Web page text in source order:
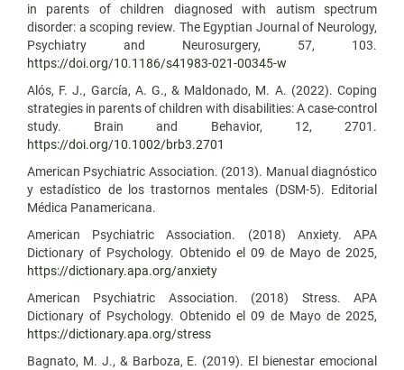
in parents of children diagnosed with autism spectrum
disorder: a scoping review. The Egyptian Journal of Neurology,
Psychiatry and Neurosurgery, 57, 103.
https://doi.org/10.1186/s41983-021-00345-w
Alós, F. J., García, A. G., & Maldonado, M. A. (2022). Coping
strategies in parents of children with disabilities: A case-control
study. Brain and Behavior, 12, 2701.
https://doi.org/10.1002/brb3.2701
American Psychiatric Association. (2013). Manual diagnóstico
y estadístico de los trastornos mentales (DSM-5). Editorial
Médica Panamericana.
American Psychiatric Association. (2018) Anxiety. APA
Dictionary of Psychology. Obtenido el 09 de Mayo de 2025,
https://dictionary.apa.org/anxiety
American Psychiatric Association. (2018) Stress. APA
Dictionary of Psychology. Obtenido el 09 de Mayo de 2025,
https://dictionary.apa.org/stress
Bagnato, M. J., & Barboza, E. (2019). El bienestar emocional